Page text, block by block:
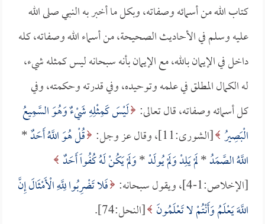
كتاب الله من أسمائه وصفاته، وبكل ما أخبر به النبي صلى الله
عليه وسلم في الأحاديث الصحيحة، من أسماء الله وصفاته، كله
داخل في الإيمان بالله، مع الإيمان بأنه سبحانه ليس كمثله شيء،
له الكمال المطلق في علمه وتوحيده، وفي قدرته وحكمته، وفي
كل أسمائه وصفاته، قال تعالى: لَيْسَ كَمِثْلِهِ شَيْءٌ وَهُوَ السَّمِيعُ
الْبَصِيرُ [الشورى:11]، وقال عز وجل: قُلْ هُوَ اللَّهُ أَحَدٌ*
اللَّهُ الصَّمَدُ*لَمْ يَلِدْ وَلَمْ يُولَدْ*وَلَمْ يَكُنْ لَهُ كُفُواً أَحَدٌ
[الإخلاص:1-4]، ويقول سبحانه:
فَلا تَضْرِبُوا لِلَّهِ الْأَمْثَالَ إِنَّ
اللَّهَ يَعْلَمُ وَأَنْتُمْ لا تَعْلَمُونَ [النحل:74].